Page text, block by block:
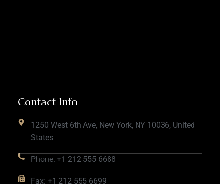
Contact Info
1250 West 6th Ave, New York, NY 10036, United
States
Phone: +1 212 555 6688
Fax: +1 212 555 6699